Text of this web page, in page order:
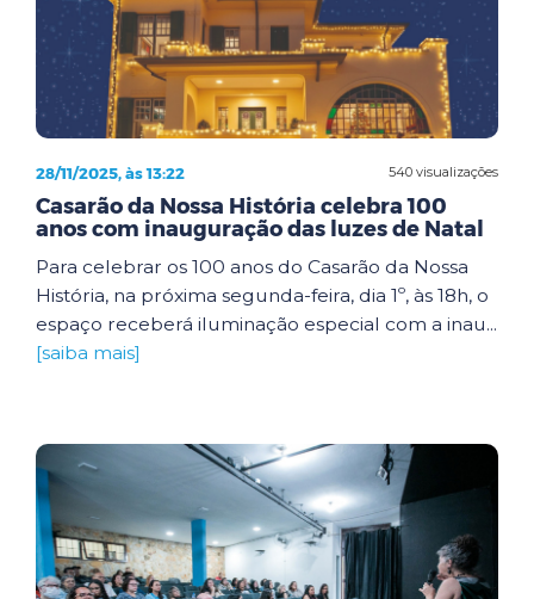
540 visualizações
28/11/2025, às 13:22
Casarão da Nossa História celebra 100
anos com inauguração das luzes de Natal
Para celebrar os 100 anos do Casarão da Nossa
História, na próxima segunda-feira, dia 1º, às 18h, o
espaço receberá iluminação especial com a inau...
[saiba mais]